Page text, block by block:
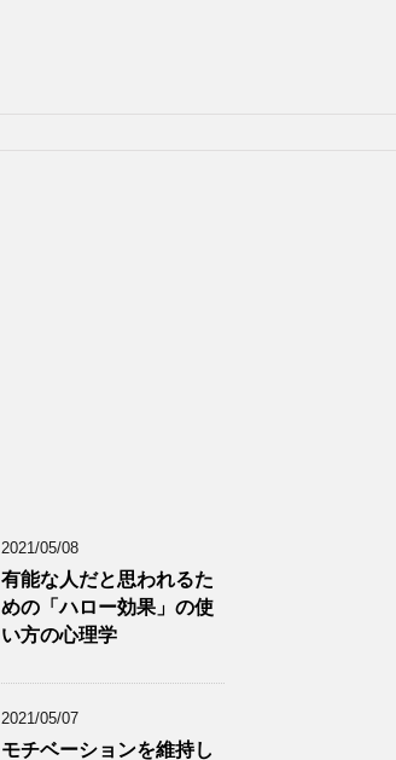
2021/05/08
有能な人だと思われるた
めの「ハロー効果」の使
い方の心理学
2021/05/07
モチベーションを維持し